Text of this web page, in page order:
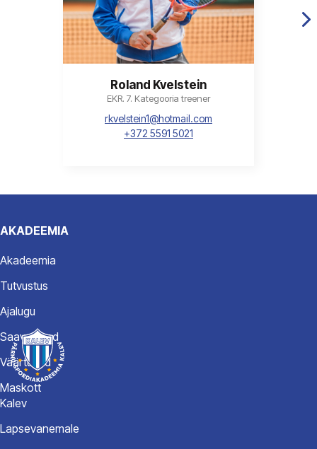
Roland Kvelstein
EKR. 7. Kategooria treener
rkvelstein1@hotmail.com
+372 5591 5021
AKADEEMIA
Akadeemia
Tutvustus
Ajalugu
Saavutused
Väärtused
Maskott
Kalev
Lapsevanemale